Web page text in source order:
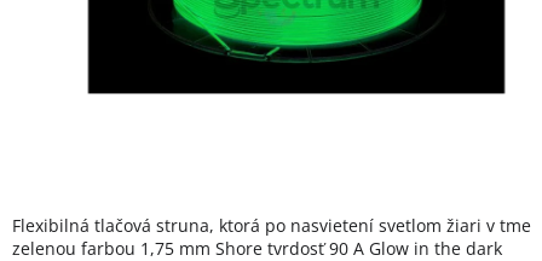
Flexibilná tlačová struna, ktorá po nasvietení svetlom žiari v tme
zelenou farbou 1,75 mm Shore tvrdosť 90 A Glow in the dark